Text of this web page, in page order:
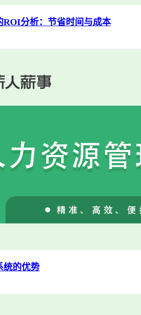
ROI分析：节省时间与成本
统的优势